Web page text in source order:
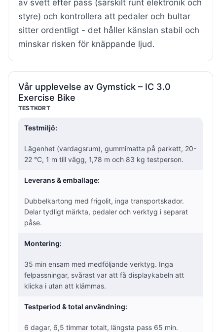
av svett efter pass (särskilt runt elektronik och
styre) och kontrollera att pedaler och bultar
sitter ordentligt - det håller känslan stabil och
minskar risken för knäppande ljud.
Vår upplevelse av Gymstick – IC 3.0
Exercise Bike
TESTKORT
Testmiljö:
Lägenhet (vardagsrum), gummimatta på parkett, 20-
22 °C, 1 m till vägg, 1,78 m och 83 kg testperson.
Leverans & emballage:
Dubbelkartong med frigolit, inga transportskador.
Delar tydligt märkta, pedaler och verktyg i separat
påse.
Montering:
35 min ensam med medföljande verktyg. Inga
felpassningar, svårast var att få displaykabeln att
klicka i utan att klämmas.
Testperiod & total användning:
6 dagar, 6,5 timmar totalt, längsta pass 65 min.